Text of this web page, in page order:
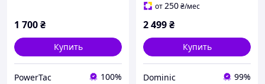
1 700₴
Купить
PowerTac 100%
от250₴/мес
2 499₴
Купить
Dominic 99%